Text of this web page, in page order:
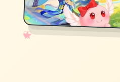
✧
♡
★
♥